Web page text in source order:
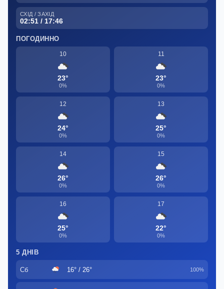
СХІД / ЗАХІД
02:51 / 17:46
ПОГОДИННО
10
23°
0%
11
23°
0%
12
24°
0%
13
25°
0%
14
26°
0%
15
26°
0%
16
25°
0%
17
22°
0%
5 ДНІВ
Сб 16° / 26° 100%